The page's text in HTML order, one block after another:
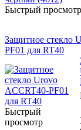
Быстрый просмотр
Защитное стекло
PF01 для RT40
Быстрый
просмотр